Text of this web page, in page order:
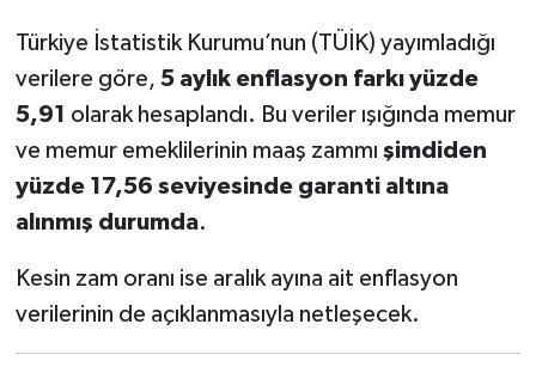
Türkiye İstatistik Kurumu’nun (TÜİK) yayımladığı
verilere göre, 5 aylık enflasyon farkı yüzde
5,91 olarak hesaplandı. Bu veriler ışığında memur
ve memur emeklilerinin maaş zammı şimdiden
yüzde 17,56 seviyesinde garanti altına
alınmış durumda.
Kesin zam oranı ise aralık ayına ait enflasyon
verilerinin de açıklanmasıyla netleşecek.